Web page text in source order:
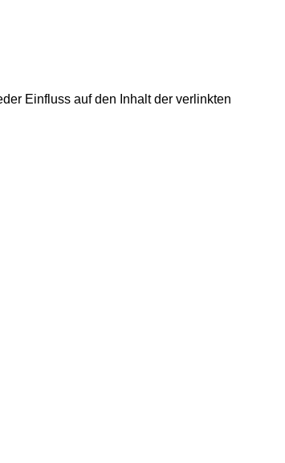
Einfluss auf den Inhalt der verlinkten